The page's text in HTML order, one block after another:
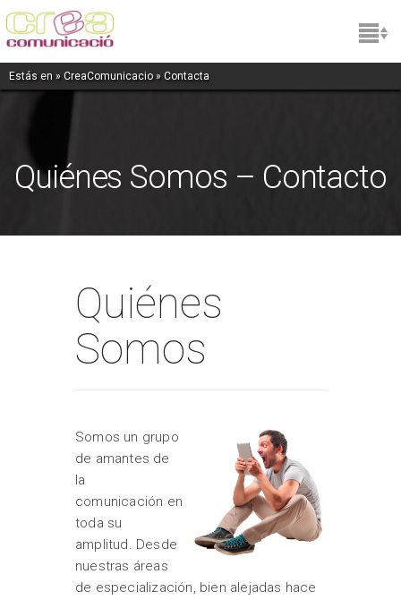
Estás en » CreaComunicacio » Contacta
Quiénes Somos – Contacto
Quiénes
Somos
Somos un grupo
de amantes de
la
comunicación en
toda su
amplitud. Desde
nuestras áreas
de especialización, bien alejadas hace